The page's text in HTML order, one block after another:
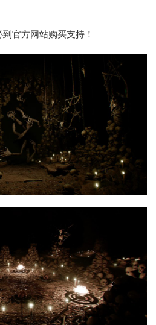
官方网站购买支持！